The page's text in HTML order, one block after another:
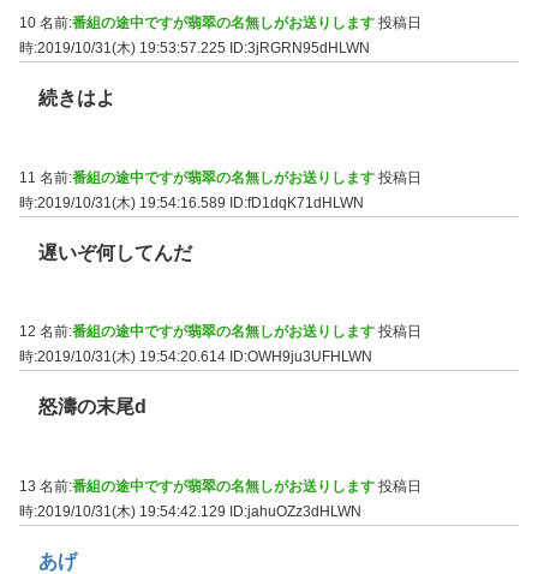
10 名前:番組の途中ですが翡翠の名無しがお送りします 投稿日
時:2019/10/31(木) 19:53:57.225
ID:3jRGRN95dHLWN
続きはよ
11 名前:番組の途中ですが翡翠の名無しがお送りします 投稿日
時:2019/10/31(木) 19:54:16.589 ID:fD1dqK71dHLWN
遅いぞ何してんだ
12 名前:番組の途中ですが翡翠の名無しがお送りします 投稿日
時:2019/10/31(木) 19:54:20.614 ID:OWH9ju3UFHLWN
怒濤の末尾d
13 名前:番組の途中ですが翡翠の名無しがお送りします 投稿日
時:2019/10/31(木) 19:54:42.129
ID:jahuOZz3dHLWN
あげ